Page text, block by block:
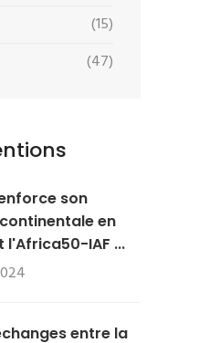
(15)
(47)
son
en
l'Africa50-IAF ...
entre la